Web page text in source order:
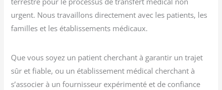
urgent. Nous travaillons directement avec les patients, les
familles et les établissements médicaux.
Que vous soyez un patient cherchant à garantir un trajet
sûr et fiable, ou un établissement médical cherchant à
s’associer à un fournisseur expérimenté et de confiance